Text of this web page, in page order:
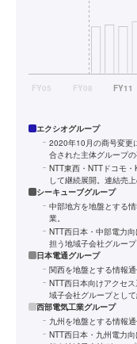
エクシオグループ
2020年10月の商号変更
合された主体グループの
NTT東西・NTTドコモ
して継続展開。連結売
シーキューブグループ
中部地方を地盤とする
業。
NTT西日本・中部電力
担う地域子会社グループ
日本電通グループ
関西を地盤とする情報
NTT西日本向けアクセ
域子会社グループとして
西部電気工業グループ
九州を地盤とする情報
NTT西日本・九州電力